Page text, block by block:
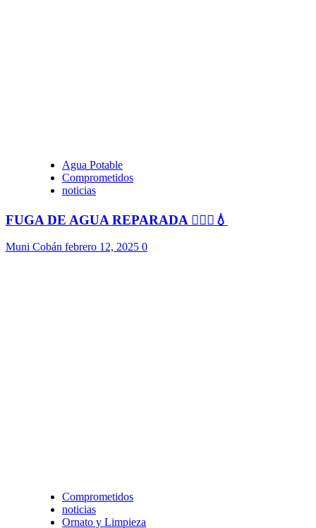
Agua Potable
Comprometidos
noticias
FUGA DE AGUA REPARADA 👷🏻‍♂️💧
Muni Cobán febrero 12, 2025 0
Comprometidos
noticias
Ornato y Limpieza